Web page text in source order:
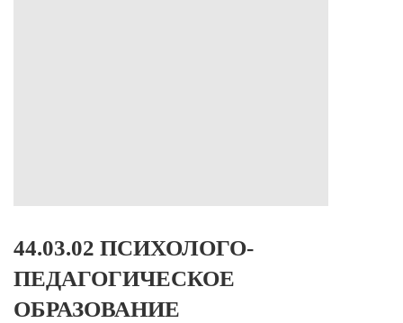
44.03.02 ПСИХОЛОГО-
ПЕДАГОГИЧЕСКОЕ
ОБРАЗОВАНИЕ